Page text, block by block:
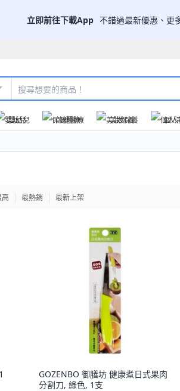
立即前往下載App 不錯過最新優惠、更
嬰幼兒 保健醫療 美妝保養 個人
高 最熱銷 最新上架
GOZENBO 御膳坊 健康煮日式果肉
分割刀, 綠色, 1支